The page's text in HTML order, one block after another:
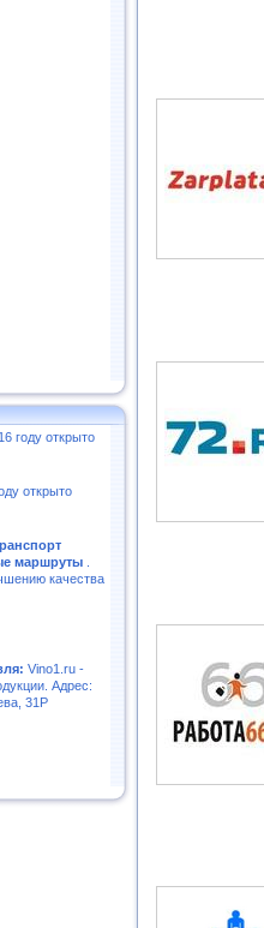
году открыто
открыто
маршруты
качества
Vino1.ru -
Адрес:
31Р